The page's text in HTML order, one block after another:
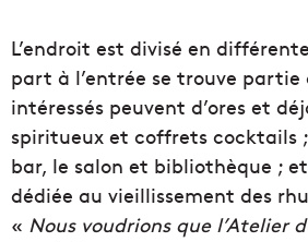
L’endroit est divisé en
part à l’entrée se trouve partie
intéressés peuvent d’ores et
spiritueux et coffrets cocktails
bar, le salon et bibliothèque ;
dédiée au vieillissement des
« Nous voudrions que l’Atelier